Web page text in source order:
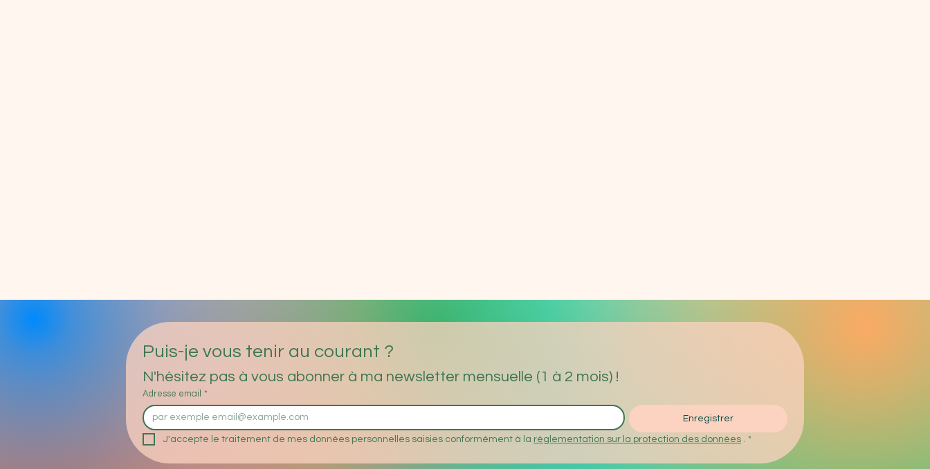
Puis-je vous tenir au courant ?
N'hésitez pas à vous abonner à ma newsletter mensuelle (1 à 2 mois) !
Adresse email *
Enregistrer
J'accepte le traitement de mes données personnelles saisies conformément à la réglementation sur la protection des données . *